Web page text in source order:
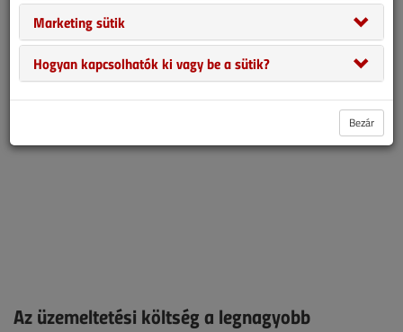
rendeleteknek milyen hatása van a gyakorlatban. Erdei Istvánnal
beszélgettünk a témával kapcsolatban.
Az üzemeltetési költség a legnagyobb
Marketing sütik
Hogyan kapcsolhatók ki vagy be a sütik?
Bezár